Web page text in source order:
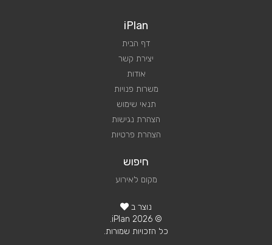
iPlan
דף הבית
יצירת קשר
אודות
משרות פנויות
תנאי שימוש
הצהרת נגישות
הצהרת פרטיות
חיפוש
מקום לאירוע
נוצר ב
© 2026 iPlan.
כל הזכויות שמורות.